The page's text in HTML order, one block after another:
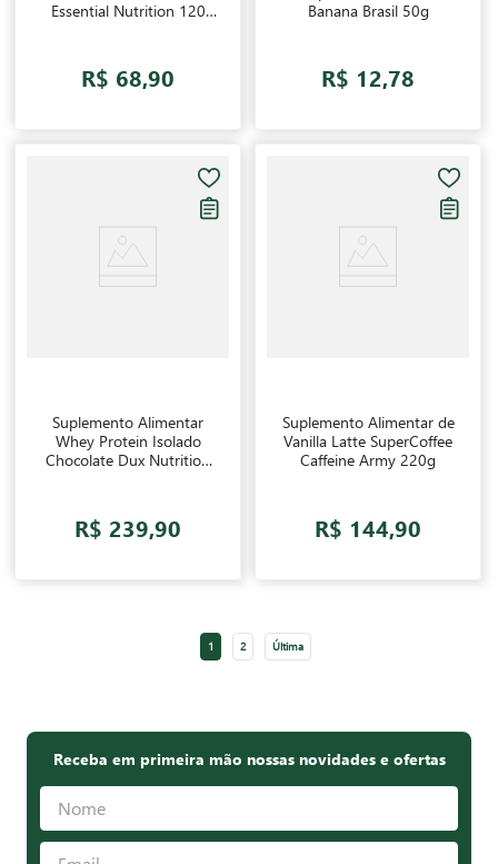
Essential Nutrition 120
R$ 68,90
Banana Brasil 50g
R$ 12,78
Suplemento Alimentar
Whey Protein Isolado
Chocolate Dux Nutrition
R$ 239,90
Suplemento Alimentar de
Vanilla Latte SuperCoffee
Caffeine Army 220g
R$ 144,90
1 2 Última
Receba em primeira mão nossas novidades e ofertas